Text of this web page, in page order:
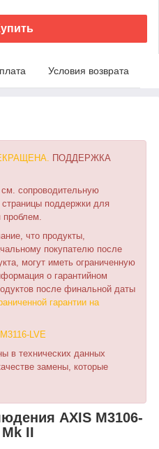
Условия возврата
ПОДДЕРЖКА
сопроводительную
поддержки для
что продукты,
покупателю после
могут иметь ограниченную
о гарантийном
после финальной даты
гарантии на
LVE
в технических данных
замены, которые
AXIS M3106-
Mk II